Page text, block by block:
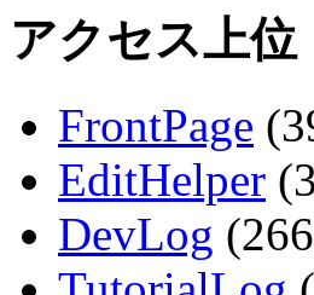
アクセス上位
FrontPage
EditHelper
DevLog